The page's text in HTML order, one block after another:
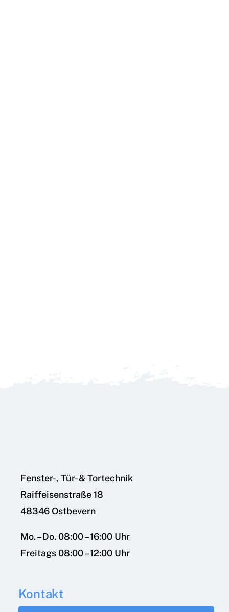
Fenster-, Tür- & Tortechnik
Raiffeisenstraße 18
48346 Ostbevern
Mo. – Do. 08:00 – 16:00 Uhr
Freitags 08:00 – 12:00 Uhr
Kontakt